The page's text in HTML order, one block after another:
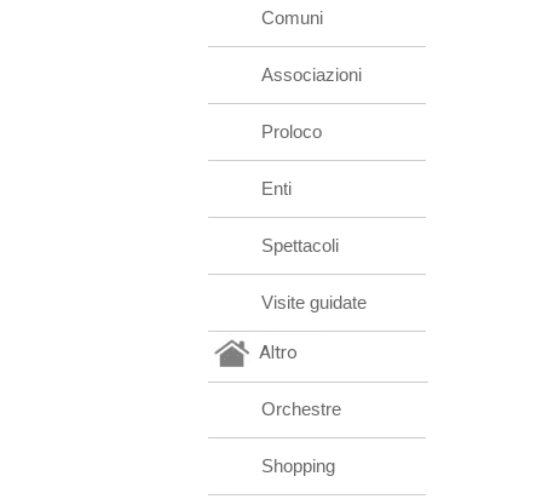
Comuni
Associazioni
Proloco
Enti
Spettacoli
Visite guidate
Altro
Orchestre
Shopping